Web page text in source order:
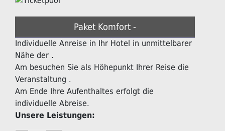
Paket Komfort -
Individuelle Anreise in Ihr Hotel in unmittelbarer
Nähe der .
Am besuchen Sie als Höhepunkt Ihrer Reise die
Veranstaltung .
Am Ende Ihre Aufenthaltes erfolgt die
individuelle Abreise.
Unsere Leistungen: